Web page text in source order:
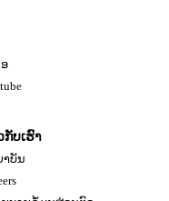
ກັບເຮົາ
ບັນ